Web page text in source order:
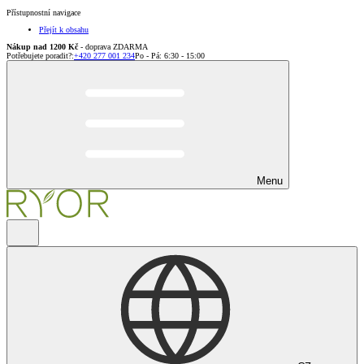
Přístupnostní navigace
Přejít k obsahu
Nákup nad 1200 Kč - doprava ZDARMA
Potřebujete poradit?:+420 277 001 234Po - Pá: 6:30 - 15:00
Menu